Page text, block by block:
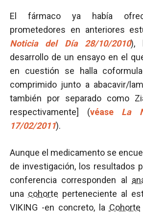
El fármaco ya había
prometedores en anteriores
Noticia del Día 28/10/2010),
desarrollo de un ensayo en el
en cuestión se halla
comprimido junto a abacavir/
también por separado como
respectivamente] (véase La
17/02/2011).
Aunque el medicamento se
de investigación, los resultados
conferencia corresponden al
una cohorte perteneciente al
VIKING -en concreto, la Cohorte